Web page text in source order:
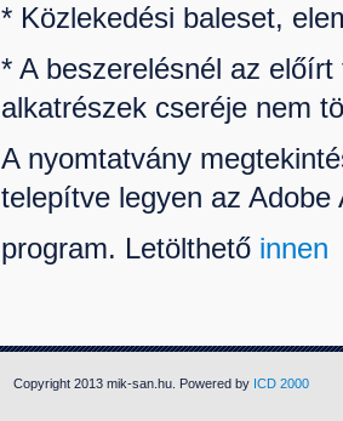
* Közlekedési baleset,
* A beszerelésnél az
alkatrészek cseréje nem
A nyomtatvány
telepítve legyen az Adobe
program. Letölthető innen
Copyright 2013 mik-san.hu. Powered by ICD 2000